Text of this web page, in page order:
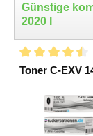
Günstige
2020 I